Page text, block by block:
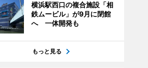
横浜駅西口の複合施設「相
鉄ムービル」が9月に閉館
へ 一体開発も
もっと見る